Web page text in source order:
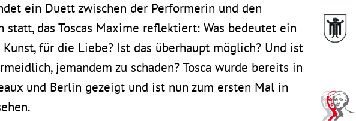
ein Duett zwischen der Performerin und den
statt, das Toscas Maxime reflektiert: Was bedeutet ein
für die Liebe? Ist das überhaupt möglich? Und ist
jemandem zu schaden?Tosca wurde bereits in
und Berlin gezeigt und ist nun zum ersten Mal in